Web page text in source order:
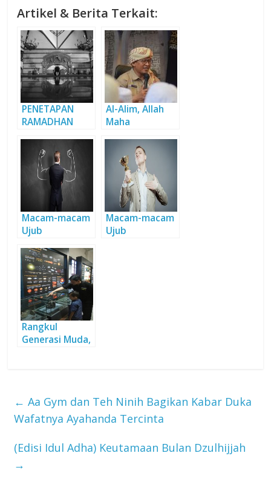
Artikel & Berita Terkait:
PENETAPAN
RAMADHAN
Al-Alim, Allah
Maha
Macam-macam
Ujub
Macam-macam
Ujub
Rangkul
Generasi Muda,
← Aa Gym dan Teh Ninih Bagikan Kabar Duka
Wafatnya Ayahanda Tercinta
(Edisi Idul Adha) Keutamaan Bulan Dzulhijjah
→